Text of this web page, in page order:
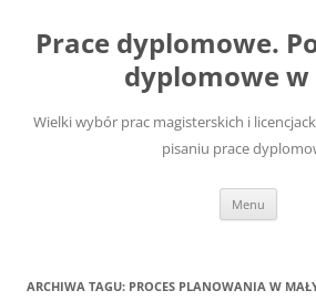
treści
Prace dyplomowe.
dyplomowe w
Wielki wybór prac magisterskich i
pisaniu prace
Menu
ARCHIWA TAGU: PROCES PLANOWANIA W